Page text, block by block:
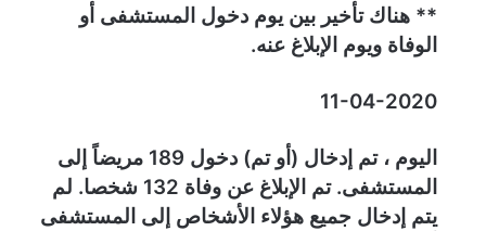
h
n
M
i
** هناك تأخير بين يوم دخول المستشفى أو
الوفاة ويوم الإبلاغ عنه.
11-04-2020
اليوم ، تم إدخال (أو تم) دخول 189 مريضاً إلى
المستشفى. تم الإبلاغ عن وفاة 132 شخصا. لم
يتم إدخال جميع هؤلاء الأشخاص إلى المستشفى